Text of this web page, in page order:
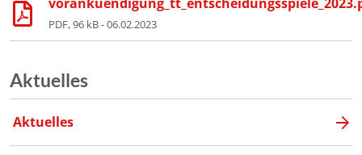
PDF, 96 kB - 06.02.2023
Aktuelles
Aktuelles